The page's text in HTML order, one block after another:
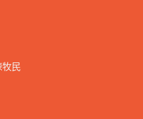
民